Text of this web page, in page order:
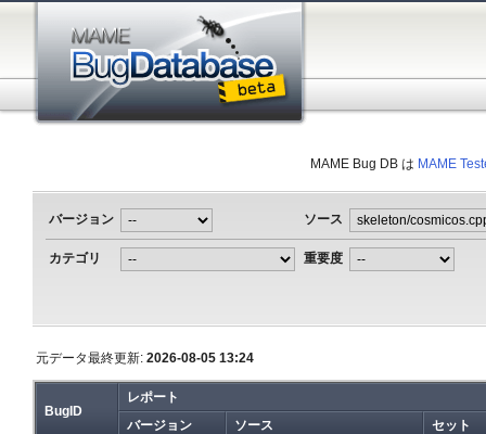
MAME Bug DB は MAME
バージョン ソース
カテゴリ 重要度
元データ最終更新: 2026-08-05 13:24
BugID
レポート
バージョン
ソース セット